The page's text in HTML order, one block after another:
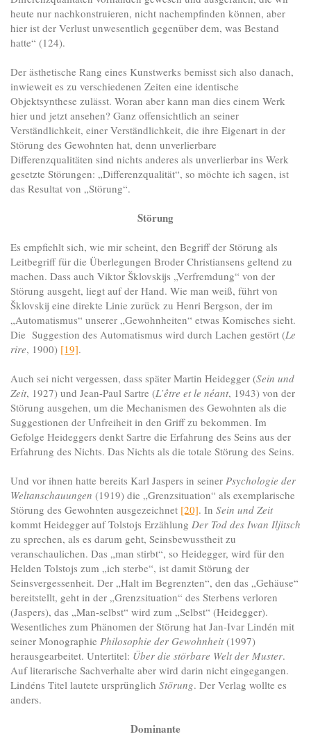
heute nur nachkonstruieren, nicht nachempfinden können, aber
hier ist der Verlust unwesentlich gegenüber dem, was Bestand
hatte“ (124).
Der ästhetische Rang eines Kunstwerks bemisst sich also danach,
inwieweit es zu verschiedenen Zeiten eine identische
Objektsynthese zulässt. Woran aber kann man dies einem Werk
hier und jetzt ansehen? Ganz offensichtlich an seiner
Verständlichkeit, einer Verständlichkeit, die ihre Eigenart in der
Störung des Gewohnten hat, denn unverlierbare
Differenzqualitäten sind nichts anderes als unverlierbar ins Werk
gesetzte Störungen: „Differenzqualität“, so möchte ich sagen, ist
das Resultat von „Störung“.
Störung
Es empfiehlt sich, wie mir scheint, den Begriff der Störung als
Leitbegriff für die Überlegungen Broder Christiansens geltend zu
machen. Dass auch Viktor Šklovskijs „Verfremdung“ von der
Störung ausgeht, liegt auf der Hand. Wie man weiß, führt von
Šklovskij eine direkte Linie zurück zu Henri Bergson, der im
„Automatismus“ unserer „Gewohnheiten“ etwas Komisches sieht.
Die Suggestion des Automatismus wird durch Lachen gestört (Le
rire, 1900) [19].
Auch sei nicht vergessen, dass später Martin Heidegger (Sein und
Zeit, 1927) und Jean-Paul Sartre (L’être et le néant, 1943) von der
Störung ausgehen, um die Mechanismen des Gewohnten als die
Suggestionen der Unfreiheit in den Griff zu bekommen. Im
Gefolge Heideggers denkt Sartre die Erfahrung des Seins aus der
Erfahrung des Nichts. Das Nichts als die totale Störung des Seins.
Und vor ihnen hatte bereits Karl Jaspers in seiner Psychologie der
Weltanschauungen (1919) die „Grenzsituation“ als exemplarische
Störung des Gewohnten ausgezeichnet [20]. In Sein und Zeit
kommt Heidegger auf Tolstojs Erzählung Der Tod des Iwan Iljitsch
zu sprechen, als es darum geht, Seinsbewusstheit zu
veranschaulichen. Das „man stirbt“, so Heidegger, wird für den
Helden Tolstojs zum „ich sterbe“, ist damit Störung der
Seinsvergessenheit. Der „Halt im Begrenzten“, den das „Gehäuse“
bereitstellt, geht in der „Grenzsituation“ des Sterbens verloren
(Jaspers), das „Man-selbst“ wird zum „Selbst“ (Heidegger).
Wesentliches zum Phänomen der Störung hat Jan-Ivar Lindén mit
seiner Monographie Philosophie der Gewohnheit(1997)
herausgearbeitet. Untertitel: Über die störbare Welt der Muster.
Auf literarische Sachverhalte aber wird darin nicht eingegangen.
Lindéns Titel lautete ursprünglich Störung. Der Verlag wollte es
anders.
Dominante